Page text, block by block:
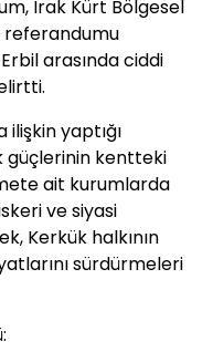
Irak Kürt Bölgesel
referandumu
arasında ciddi
yaptığı
güçlerinin kentteki
ait kurumlarda
ve siyasi
Kerkük halkının
sürdürmeleri